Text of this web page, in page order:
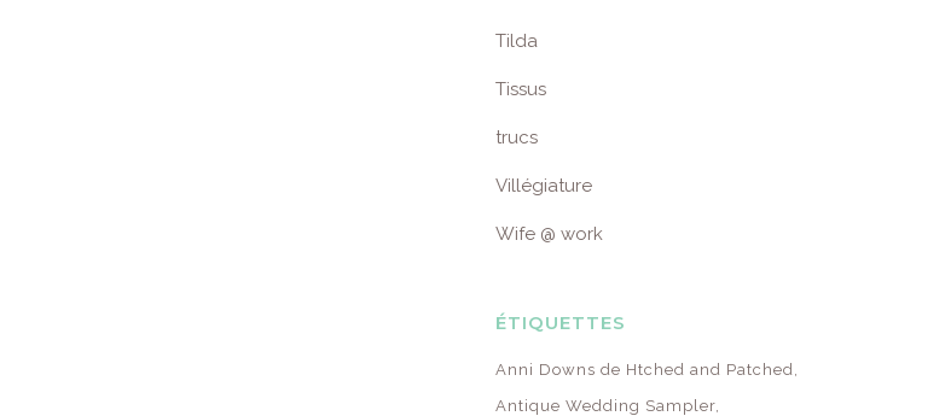
Tilda
Tissus
trucs
Villégiature
Wife @ work
ÉTIQUETTES
Anni Downs de Htched and Patched
Antique Wedding Sampler